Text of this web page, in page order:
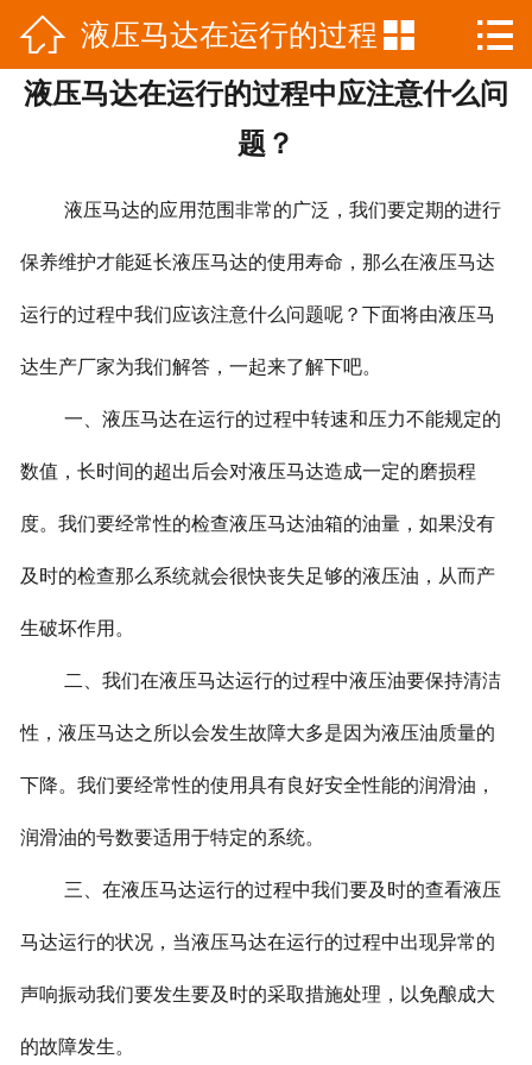
 网站首页
关于我们
新闻中心
厂房厂景
 液压马达在运行的过程
中应注意什么问题？
 
液压马达在运行的过程中应注意什么问
题？
液压马达的应用范围非常的广泛，我们要定期的进行
保养维护才能延长液压马达的使用寿命，那么在液压马达
运行的过程中我们应该注意什么问题呢？下面将由液压马
达生产厂家为我们解答，一起来了解下吧。
一、液压马达在运行的过程中转速和压力不能规定的
数值，长时间的超出后会对液压马达造成一定的磨损程
度。我们要经常性的检查液压马达油箱的油量，如果没有
及时的检查那么系统就会很快丧失足够的液压油，从而产
生破坏作用。
二、我们在液压马达运行的过程中液压油要保持清洁
性，液压马达之所以会发生故障大多是因为液压油质量的
下降。我们要经常性的使用具有良好安全性能的润滑油，
润滑油的号数要适用于特定的系统。
三、在液压马达运行的过程中我们要及时的查看液压
马达运行的状况，当液压马达在运行的过程中出现异常的
声响振动我们要发生要及时的采取措施处理，以免酿成大
的故障发生。